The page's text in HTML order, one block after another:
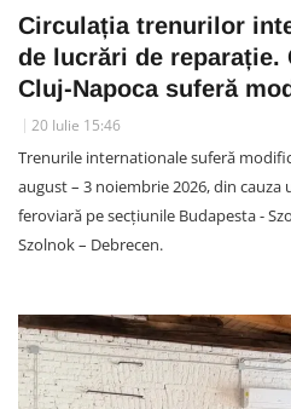
Circulația trenurilor
de lucrări de reparație.
Cluj-Napoca suferă
20 Iulie 15:46
Trenurile internationale suferă
august – 3 noiembrie 2026, din
feroviară pe secțiunile Budapesta -
Szolnok – Debrecen.